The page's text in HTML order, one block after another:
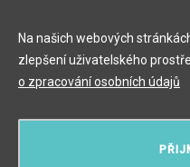
Odhlášení z newsletteru
Na našich webových
zlepšení uživatelského
o zpracování osobních údajů